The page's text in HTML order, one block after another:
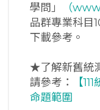
學問」
（
品群專業科目
下載參考。
★了解新舊統
請參考：
【
命題範圍